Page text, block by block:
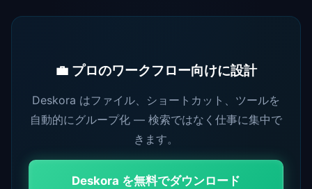
💼 プロのワークフロー向けに設計
Deskora はファイル、ショートカット、ツールを
自動的にグループ化 — 検索ではなく仕事に集中で
きます。
Deskora を無料でダウンロード